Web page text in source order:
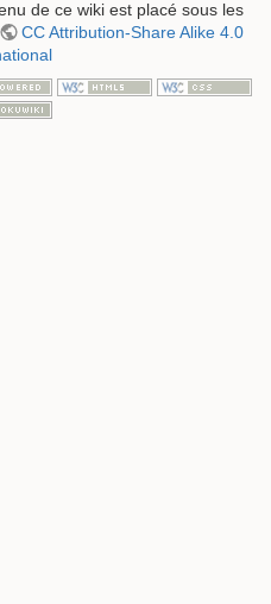
de ce wiki est placé sous les
CC Attribution-Share Alike 4.0